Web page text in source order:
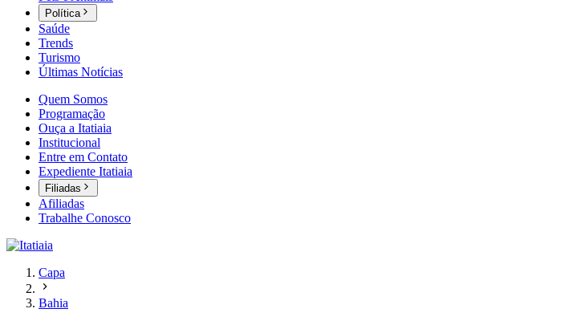
Política
Saúde
Trends
Turismo
Últimas Notícias
Quem Somos
Programação
Ouça a Itatiaia
Institucional
Entre em Contato
Expediente Itatiaia
Filiadas
Afiliadas
Trabalhe Conosco
Capa
Bahia